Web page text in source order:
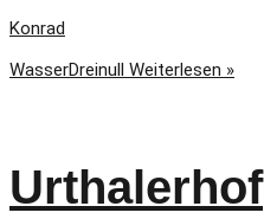
Konrad
WasserDreinull Weiterlesen »
Urthalerhof